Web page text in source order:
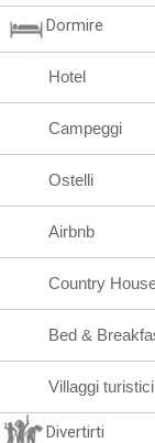
Dormire
Hotel
Campeggi
Ostelli
Airbnb
Country
Bed &
Villaggi turistici
Divertirti